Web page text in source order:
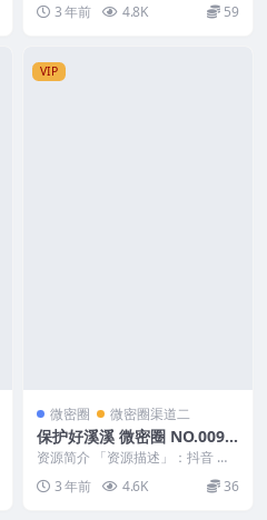
P】...3 年前 4.8K 59
VIP
微密圈 微密圈渠道二
保护好溪溪 微密圈 NO.009
期
资源简介 「资源描述」：抖音 保
护好溪溪 微密圈 NO.009期 【38
P】 「...
3 年前 4.6K 36